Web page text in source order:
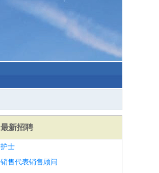
最新招聘
护士
销售代表销售顾问